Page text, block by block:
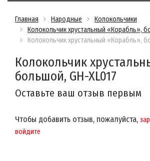
Главная Народные
Колокольчики
Колокольчик хрустальный «Корабль»,
Колокольчик хрустальный «Корабль»,
Колокольчик
большой, GH-XL017
Оставьте ваш отзыв первым
Чтобы добавить отзыв, пожалуйста,
войдите